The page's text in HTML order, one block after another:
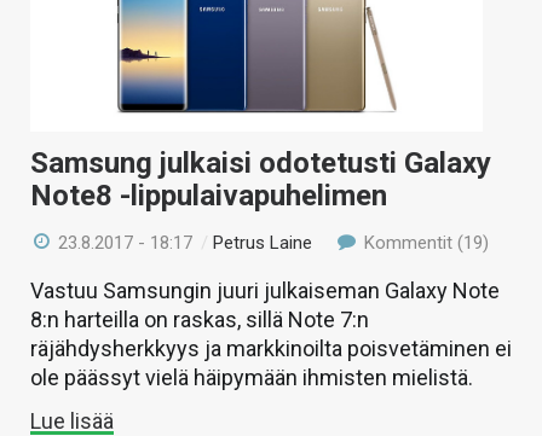
VAIHDA TEEMA
HAKU
Samsung julkaisi odotetusti Galaxy
Note8 -lippulaivapuhelimen
23.8.2017 - 18:17 /Petrus Laine Kommentit (19)
Vastuu Samsungin juuri julkaiseman Galaxy Note
8:n harteilla on raskas, sillä Note 7:n
räjähdysherkkyys ja markkinoilta poisvetäminen ei
ole päässyt vielä häipymään ihmisten mielistä.
Lue lisää